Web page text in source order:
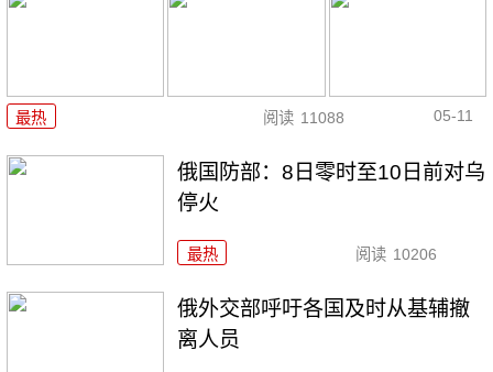
最热 阅读 11088 05-11
俄国防部：8日零时至10日前对乌
停火
最热 阅读 10206
俄外交部呼吁各国及时从基辅撤
离人员